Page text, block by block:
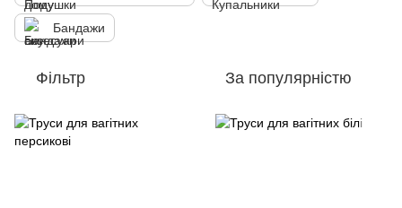
Бандажи
Фільтр За популярністю